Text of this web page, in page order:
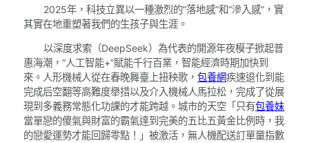
2025年，科技立異以一種激烈的“落地感”和“滲入感”，實
其實在地重塑著我們的生孩子與生涯。
以深度求索（DeepSeek）為代表的開源年夜模子掀起普
惠海潮，“人工智能+”賦能千行百業，智能經濟時期加快到
來。人形機械人從在春晚舞臺上扭秧歌， 包養網疾速退化到能
完成后空翻等高難度舉措以及介入機械人馬拉松，完成了從展
現到多義務常態化功課的才能跨越。城市的天空「只有包養妹
當單戀的傻氣與財富的霸氣達到完美的五比五黃金比例時，我
的戀愛運勢才能回歸零點！」被激活，無人機配送訂單量指數